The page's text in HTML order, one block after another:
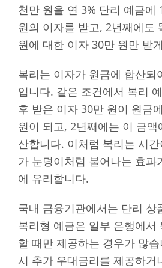
천만 원을 연 3% 단리 예금에
원의 이자를 받고, 2년째에도
원에 대한 이자 30만 원만 받
복리는 이자가 원금에 합산되
입니다. 같은 조건에서 복리
후 받은 이자 30만 원이 원금
원이 되고, 2년째에는 이 금액
산합니다. 이처럼 복리는 시
가 눈덩이처럼 불어나는 효과
에 유리합니다.
국내 금융기관에서는 단리 상
복리형 예금은 일부 은행에서
할 때만 제공하는 경우가 많
시 추가 우대금리를 제공하거